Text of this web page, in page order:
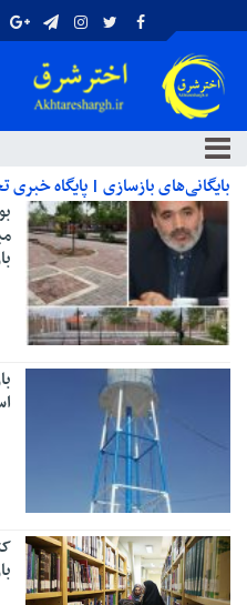
بایگانی‌های بازسازی | پایگاه